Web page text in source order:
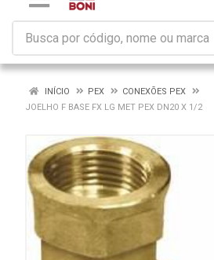
INÍCIO PEX
CONEXÕES PEX
JOELHO F BASE FX LG MET PEX DN20 X 1/2